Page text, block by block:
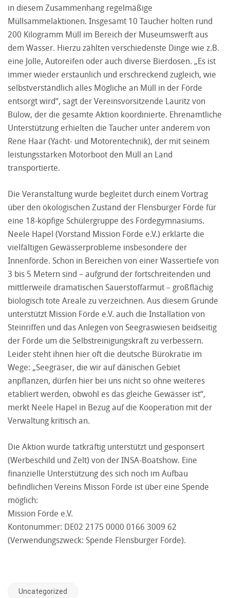
in diesem Zusammenhang regelmäßige
Müllsammelaktionen. Insgesamt 10 Taucher holten rund
200 Kilogramm Müll im Bereich der Museumswerft aus
dem Wasser. Hierzu zählten verschiedenste Dinge wie z.B.
eine Jolle, Autoreifen oder auch diverse Bierdosen. „Es ist
immer wieder erstaunlich und erschreckend zugleich, wie
selbstverständlich alles Mögliche an Müll in der Förde
entsorgt wird“, sagt der Vereinsvorsitzende Lauritz von
Bülow, der die gesamte Aktion koordinierte. Ehrenamtliche
Unterstützung erhielten die Taucher unter anderem von
Rene Haar (Yacht- und Motorentechnik), der mit seinem
leistungsstarken Motorboot den Müll an Land
transportierte.
Die Veranstaltung wurde begleitet durch einem Vortrag
über den ökologischen Zustand der Flensburger Förde für
eine 18-köpfige Schülergruppe des Fördegymnasiums.
Neele Hapel (Vorstand Mission Förde e.V.) erklärte die
vielfältigen Gewässerprobleme insbesondere der
Innenförde. Schon in Bereichen von einer Wassertiefe von
3 bis 5 Metern sind – aufgrund der fortschreitenden und
mittlerweile dramatischen Sauerstoffarmut – großflächig
biologisch tote Areale zu verzeichnen. Aus diesem Grunde
unterstützt Mission Förde e.V. auch die Installation von
Steinriffen und das Anlegen von Seegraswiesen beidseitig
der Förde um die Selbstreinigungskraft zu verbessern.
Leider steht ihnen hier oft die deutsche Bürokratie im
Wege: „Seegräser, die wir auf dänischen Gebiet
anpflanzen, dürfen hier bei uns nicht so ohne weiteres
etabliert werden, obwohl es das gleiche Gewässer ist“,
merkt Neele Hapel in Bezug auf die Kooperation mit der
Verwaltung kritisch an.
Die Aktion wurde tatkräftig unterstützt und gesponsert
(Werbeschild und Zelt) von der INSA-Boatshow. Eine
finanzielle Unterstützung des sich noch im Aufbau
befindlichen Vereins Misson Förde ist über eine Spende
möglich:
Mission Förde e.V.
Kontonummer: DE02 2175 0000 0166 3009 62
(Verwendungszweck: Spende Flensburger Förde).
Uncategorized